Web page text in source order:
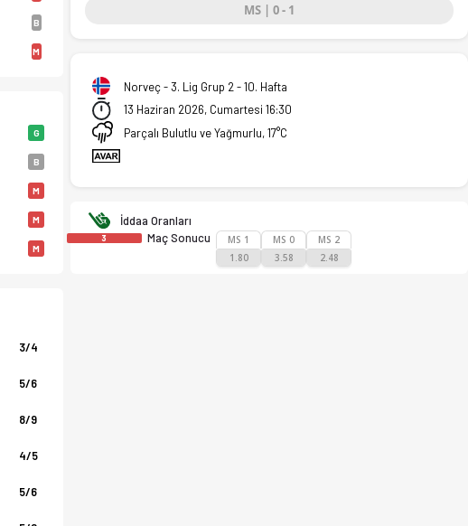
B
M
G
B
M
M
M
3/4
5/6
8/9
4/5
5/6
MS | 0 - 1
Norveç - 3. Lig Grup 2 - 10. Hafta
13 Haziran 2026, Cumartesi 16:30
Parçalı Bulutlu ve Yağmurlu, 17°C
İddaa Oranları
3 Maç Sonucu
MS 1
1.80
MS 0
3.58
MS 2
2.48